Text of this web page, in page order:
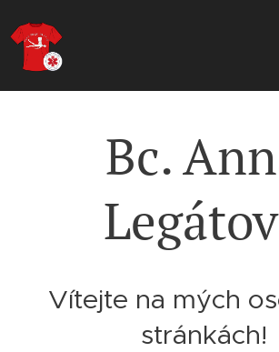
Bc.
Vítejte na mých
stránkách!